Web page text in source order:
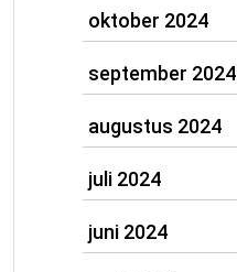
oktober 2024
september 2024
augustus 2024
juli 2024
juni 2024